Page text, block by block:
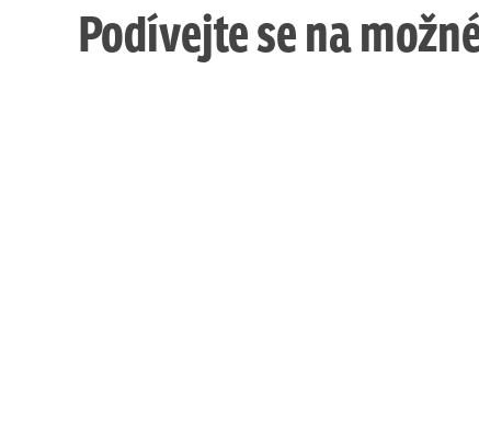
Podívejte se na